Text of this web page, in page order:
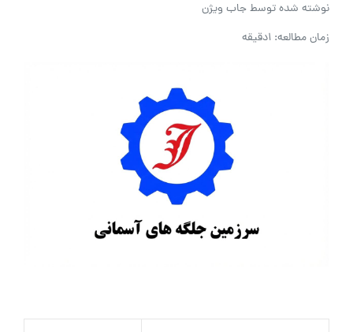
نوشته شده توسطجاب ویژن
زمان مطالعه: 1دقیقه